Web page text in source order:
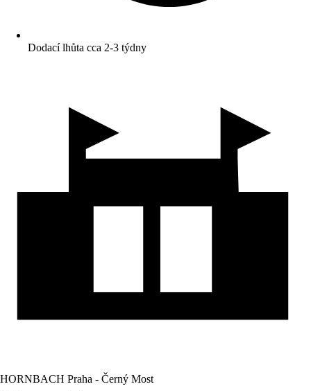
Dodací lhůta cca 2-3 týdny
HORNBACH Praha - Černý Most